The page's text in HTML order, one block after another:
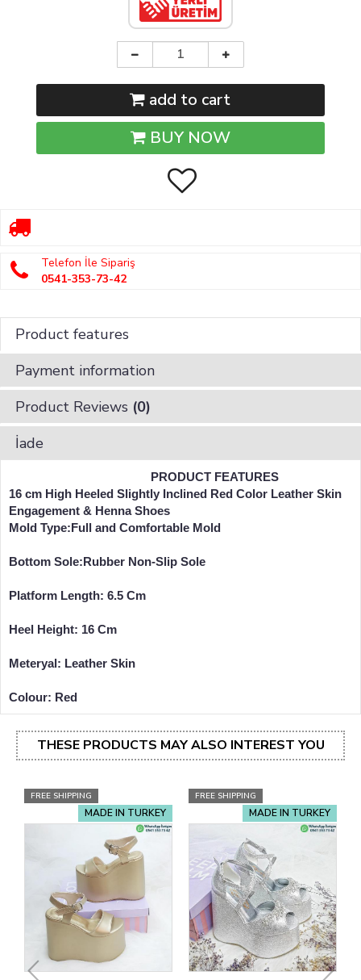
add to cart
BUY NOW
Telefon İle Sipariş
0541-353-73-42
Product features
Payment information
Product Reviews (0)
İade
PRODUCT FEATURES
16 cm High Heeled Slightly Inclined Red Color Leather Skin
Engagement & Henna Shoes
Mold Type:Full and Comfortable Mold
Bottom Sole:Rubber Non-Slip Sole
Platform Length: 6.5 Cm
Heel Height: 16 Cm
Meteryal: Leather Skin
Colour: Red
THESE PRODUCTS MAY ALSO INTEREST YOU
FREE SHIPPING
MADE IN TURKEY
FREE SHIPPING
MADE IN TURKEY